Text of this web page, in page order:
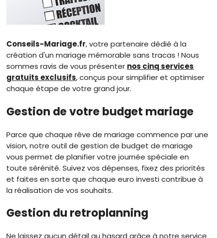
Conseils-Mariage.fr, votre partenaire dédié à la
création d'un mariage mémorable sans tracas ! Nous
sommes ravis de vous présenter nos cinq services
gratuits exclusifs, conçus pour simplifier et optimiser
chaque étape de votre grand jour.
Gestion de votre budget mariage
Parce que chaque rêve de mariage commence par une
vision, notre outil de gestion de budget de mariage
vous permet de planifier votre journée spéciale en
toute sérénité. Suivez vos dépenses, fixez des priorités
et faites en sorte que chaque euro investi contribue à
la réalisation de vos souhaits.
Gestion du retroplanning
Ne laissez aucun détail au hasard grâce à notre service